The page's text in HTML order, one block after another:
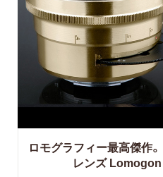
ロモグラフィー最高傑作。
レンズ